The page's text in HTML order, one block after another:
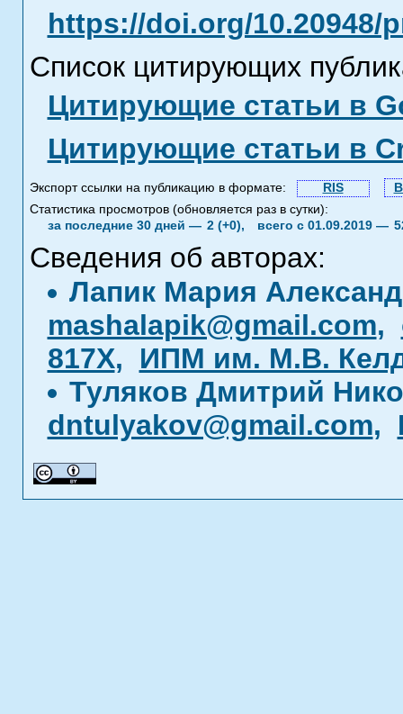
https://doi.org/10.20948/
Список цитирующих
Цитирующие статьи в
Цитирующие статьи в
Экспорт ссылки на публикацию в формате: RIS
Статистика просмотров (обновляется раз в сутки):
за последние 30 дней — 2 (+0), всего с 01.09.2019 —
Сведения об авторах:
Лапик Мария
mashalapik@gmail.com,
817X, ИПМ им. М.В.
Туляков Дмитрий
dntulyakov@gmail.com,